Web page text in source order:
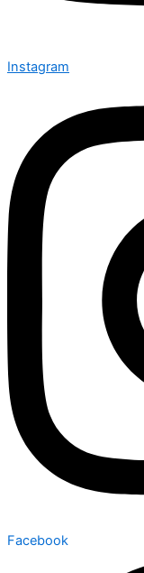
Instagram
Facebook